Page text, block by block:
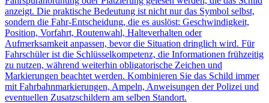
anzeigt. Die praktische Bedeutung ist nicht nur das Symbol selbst,
sondern die Fahr-Entscheidung, die es auslöst: Geschwindigkeit,
Position, Vorfahrt, Routenwahl, Halteverhalten oder
Aufmerksamkeit anpassen, bevor die Situation dringlich wird. Für
Fahrschüler ist die Schlüsselkompetenz, die Informationen frühzeitig
zu nutzen, während weiterhin obligatorische Zeichen und
Markierungen beachtet werden. Kombinieren Sie das Schild immer
mit Fahrbahnmarkierungen, Ampeln, Anweisungen der Polizei und
eventuellen Zusatzschildern am selben Standort.